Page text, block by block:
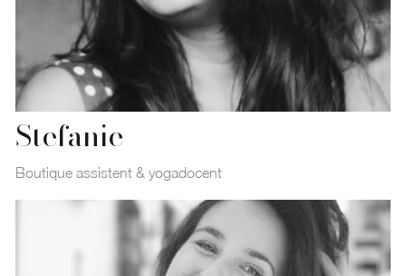
Stefanie
Boutique assistent & yogadocent